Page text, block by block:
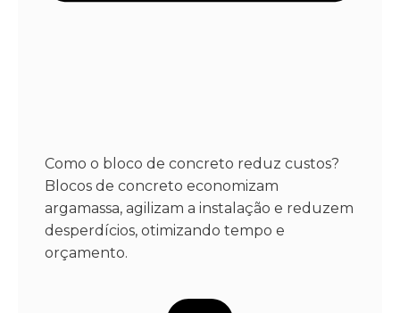
Como o bloco de concreto reduz custos?
Blocos de concreto economizam
argamassa, agilizam a instalação e reduzem
desperdícios, otimizando tempo e
orçamento.